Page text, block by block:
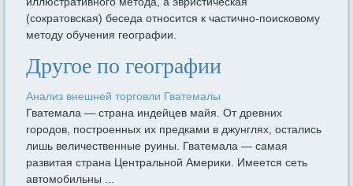
(сократовская) беседа относится к частично-поисковому
методу обучения географии.
Другое по географии
Анализ внешней торговли Гватемалы
Гватемала — страна индейцев майя. От древних
городов, построенных их предками в джунглях, остались
лишь величественные руины. Гватемала — самая
развитая страна Центральной Америки. Имеется сеть
автомобильны ...